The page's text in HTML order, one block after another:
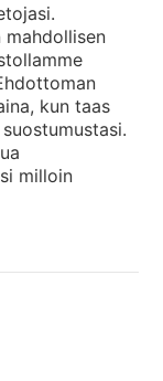
mahdollisen
kun taas
milloin